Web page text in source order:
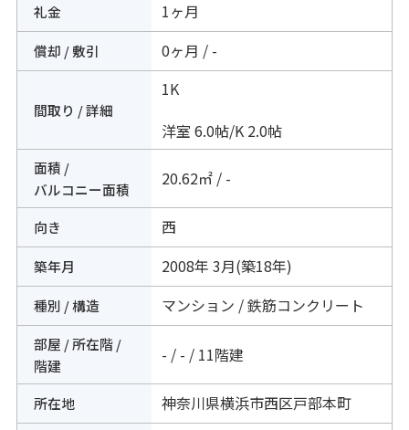
礼金 1ヶ月
償却 / 敷引 0ヶ月 / -
間取り / 詳細
1K
洋室 6.0帖/K 2.0帖
面積 /
バルコニー面積
20.62㎡ / -
向き 西
築年月 2008年 3月(築18年)
種別 / 構造 マンション / 鉄筋コンクリート
部屋 / 所在階 /
階建
- / - / 11階建
所在地 神奈川県横浜市西区戸部本町